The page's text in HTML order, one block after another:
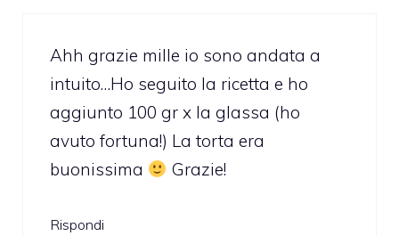
Ahh grazie mille io sono andata a
intuito…Ho seguito la ricetta e ho
aggiunto 100 gr x la glassa (ho
avuto fortuna!) La torta era
buonissima
Grazie!
Rispondi